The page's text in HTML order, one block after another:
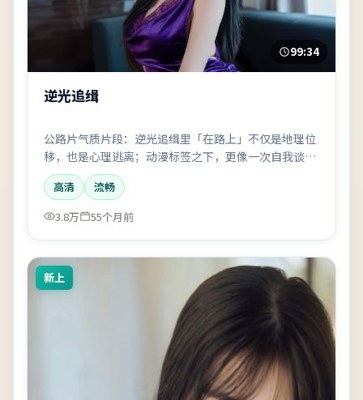
99:34
逆光追缉
公路片气质片段：逆光追缉里「在路上」不仅是地理位
移，也是心理逃离；动漫标签之下，更像一次自我谈
判。
高清
流畅
3.8万
55个月前
新上